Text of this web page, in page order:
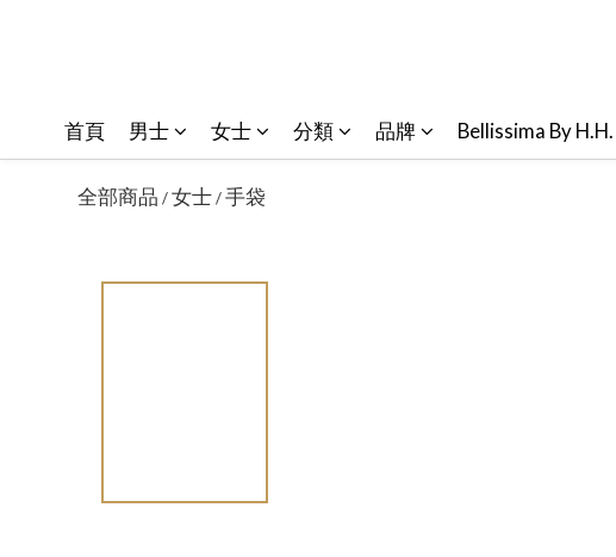
首頁 男士 女士 分類 品牌 Bellissima By H.H.
全部商品 /女士/手袋